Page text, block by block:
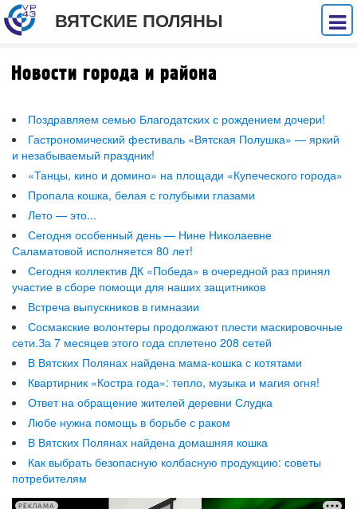
ВЯТСКИЕ ПОЛЯНЫ
Новости города и района
Поздравляем семью Благодатских с рождением дочери!
Гастрономический фестиваль «Вятская Полушка» — яркий
и незабываемый праздник!
«Танцы, кино и домино» на площади «Купеческого города»
Пропала кошка, белая с голубыми глазами
Лето — это...
Сегодня особенный день — Нине Николаевне
Саламатовой исполняется 80 лет!
Сегодня коллектив ДК «Победа» в очередной раз принял
участие в сборе помощи для наших защитников
Встреча выпускников в гимназии
Сосмакские волонтеры продолжают плести маскировочные
сети.За 7 месяцев этого года сплетено 208 сетей
В Вятских Полянах найдена мама-кошка с котятами
Квартирник «Костра года»: тепло, музыка и магия огня!
Ответ на обращение жителей деревни Слудка
Любе нужна помощь в борьбе с раком
В Вятских Полянах найдена домашняя кошка
Как выбрать безопасную колбасную продукцию: советы
потребителям
РЕКЛАМА